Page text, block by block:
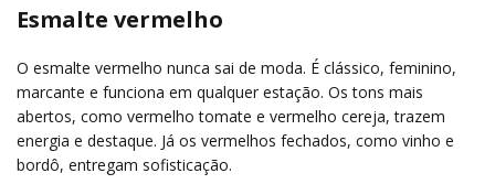
Esmalte vermelho
O esmalte vermelho nunca sai de moda. É clássico, feminino,
marcante e funciona em qualquer estação. Os tons mais
abertos, como vermelho tomate e vermelho cereja, trazem
energia e destaque. Já os vermelhos fechados, como vinho e
bordô, entregam sofisticação.